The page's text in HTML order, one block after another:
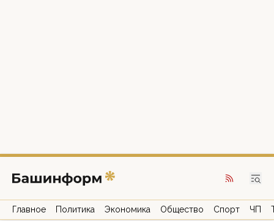
Главное Политика Экономика Общество Спорт ЧП